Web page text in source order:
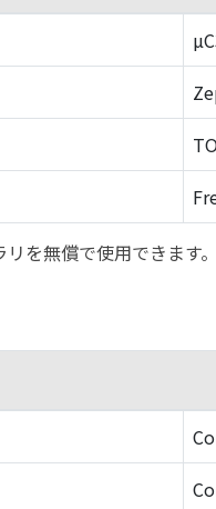
を無償で使用できます。